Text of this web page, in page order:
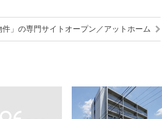
件」の専門サイトオープン／アットホーム